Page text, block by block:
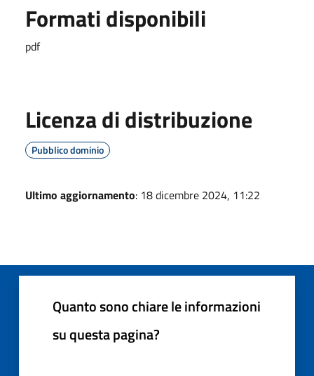
Formati disponibili
pdf
Licenza di distribuzione
Pubblico dominio
Ultimo aggiornamento: 18 dicembre 2024, 11:22
Quanto sono chiare le informazioni
su questa pagina?